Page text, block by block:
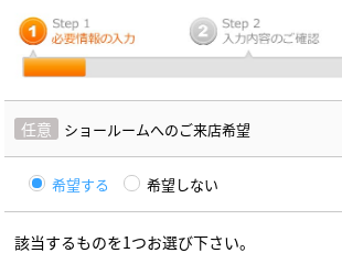
任意 ショールームへのご来店希望
希望する 希望しない
該当するものを1つお選び下さい。